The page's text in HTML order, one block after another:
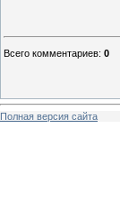
Всего комментариев: 0
Полная версия сайта